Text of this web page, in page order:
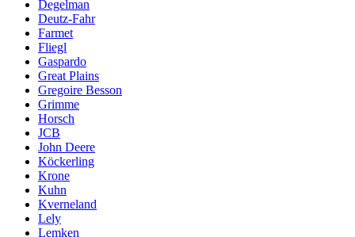
Degelman
Deutz-Fahr
Farmet
Fliegl
Gaspardo
Great Plains
Gregoire Besson
Grimme
Horsch
JCB
John Deere
Köckerling
Krone
Kuhn
Kverneland
Lely
Lemken